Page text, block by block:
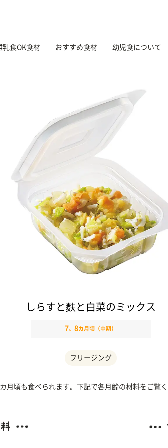
乳食OK食材 おすすめ食材 幼児食について
しらすと麩と白菜のミックス
7、 8カ月頃（中期）
フリージング
月頃も食べられます。下記で各月齢の材料をご覧く